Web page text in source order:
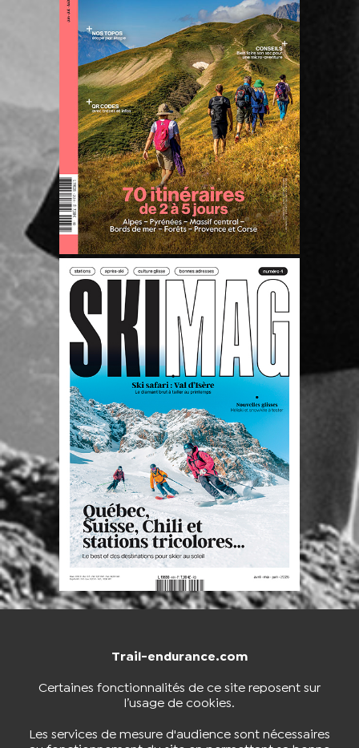
Trail-endurance.com
Certaines fonctionnalités de ce site reposent sur
l’usage de cookies.
Les services de mesure d'audience sont nécessaires
NOUS CONTACTER BOUTIQUE